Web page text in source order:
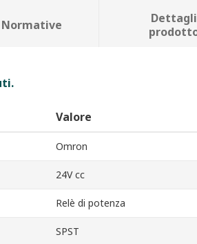
Normative
Dettagli
Valore
Omron
24V cc
Relè di potenza
SPST